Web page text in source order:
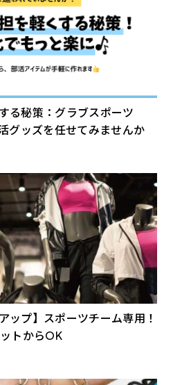
る秘策：グラブスポーツ
グッズを任せてみませんか
ップ】スポーツチーム専用！
トからOK